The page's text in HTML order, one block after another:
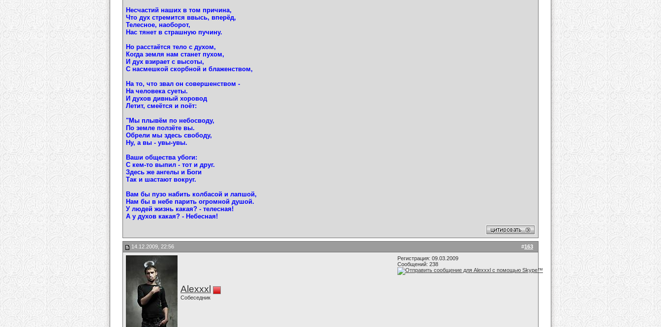
Несчастий наших в том причина,
Что дух стремится ввысь, вперёд,
Телесное, наоборот,
Нас тянет в страшную пучину.
Но расстаётся тело с духом,
Когда земля нам станет пухом,
И дух взирает с высоты,
С насмешкой скорбной и блаженством,
На то, что звал он совершенством -
На человека суеты.
И духов дивный хоровод
Летит, смеётся и поёт:
"Мы плывём по небосводу,
По земле ползёте вы.
Обрели мы здесь свободу,
Ну, а вы - увы-увы.
Ваши общества убоги:
С кем-то выпил - тот и друг.
Здесь же ангелы и Боги
Так и шастают вокруг.
Вам бы пузо набить колбасой и лапшой,
Нам бы в небе парить огромной душой.
У людей жизнь какая? - телесная!
А у духов какая? - Небесная!
#163
14.12.2009, 22:56
Alexxxl
Собеседник
Регистрация: 09.03.2009
Сообщений: 238